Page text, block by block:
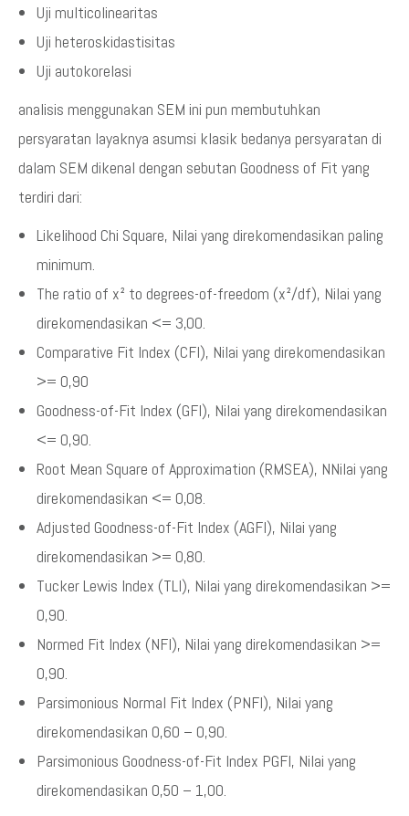
Uji multicolinearitas
Uji heteroskidastisitas
Uji autokorelasi
analisis menggunakan SEM ini pun membutuhkan
persyaratan layaknya asumsi klasik bedanya persyaratan di
dalam SEM dikenal dengan sebutan Goodness of Fit yang
terdiri dari:
Likelihood Chi Square, Nilai yang direkomendasikan paling
minimum.
The ratio of x² to degrees-of-freedom (x²/df), Nilai yang
direkomendasikan <= 3,00.
Comparative Fit Index (CFI), Nilai yang direkomendasikan
>= 0,90
Goodness-of-Fit Index (GFI), Nilai yang direkomendasikan
<= 0,90.
Root Mean Square of Approximation (RMSEA), NNilai yang
direkomendasikan <= 0,08.
Adjusted Goodness-of-Fit Index (AGFI), Nilai yang
direkomendasikan >= 0,80.
Tucker Lewis Index (TLI), Nilai yang direkomendasikan >=
0,90.
Normed Fit Index (NFI), Nilai yang direkomendasikan >=
0,90.
Parsimonious Normal Fit Index (PNFI), Nilai yang
direkomendasikan 0,60 – 0,90.
Parsimonious Goodness-of-Fit Index PGFI, Nilai yang
direkomendasikan 0,50 – 1,00.